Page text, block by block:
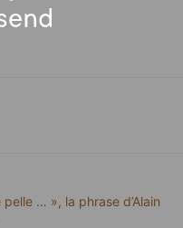
pelle … », la phrase d’Alain